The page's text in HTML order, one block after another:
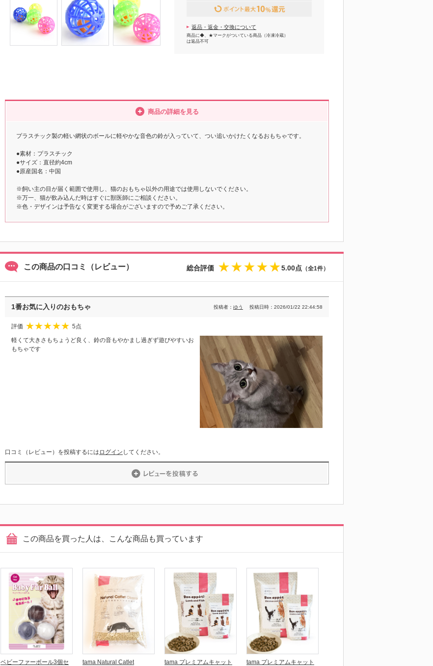
返品・返金・交換について
商品に◆、★マークがついている商品（冷凍冷蔵）
は返品不可
商品の詳細を見る
プラスチック製の軽い網状のボールに軽やかな音色の鈴が入っていて、つい追いかけたくなるおもちゃです。
●素材：プラスチック
●サイズ：直径約4cm
●原産国名：中国
※飼い主の目が届く範囲で使用し、猫のおもちゃ以外の用途では使用しないでください。
※万一、猫が飲み込んだ時はすぐに獣医師にご相談ください。
※色・デザインは予告なく変更する場合がございますので予めご了承ください。
この商品の口コミ（レビュー） 総合評価 5.00点 （全1件）
1番お気に入りのおもちゃ 投稿者： ゆう 投稿日時：2026/01/22 22:44:58
評価
5点
軽くて大きさもちょうど良く、鈴の音もやかまし過ぎず遊びやすいお
もちゃです
口コミ（レビュー）を投稿するには ログイン してください。
この商品を買った人は、こんな商品も買っています
ベビーファーボール3個セ
tama Natural Catlet
tama プレミアムキャット
tama プレミアムキャット